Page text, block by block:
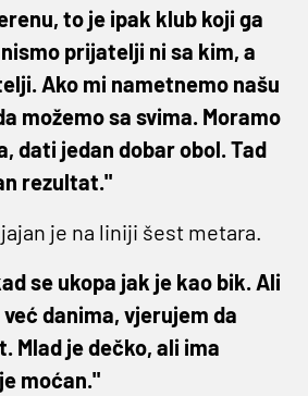
to je ipak klub koji ga
prijatelji ni sa kim, a
Ako mi nametnemo našu
možemo sa svima. Moramo
dati jedan dobar obol. Tad
rezultat."
je na liniji šest metara.
se ukopa jak je kao bik. Ali
danima, vjerujem da
Mlad je dečko, ali ima
moćan."